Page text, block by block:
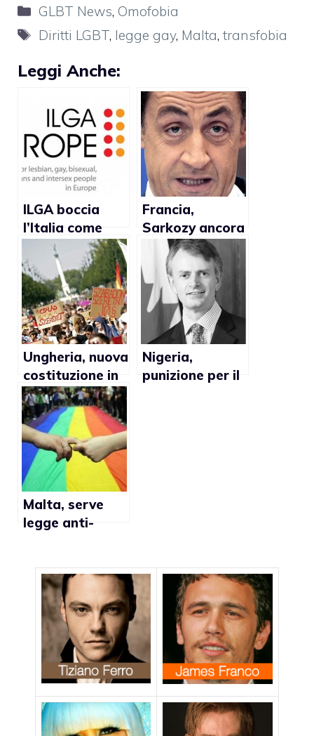
Categorie
GLBT News, Omofobia
Tag
Diritti LGBT, legge gay, Malta,transfobia
Leggi Anche:
ILGA boccia
l’Italia come
paese meno
gay friendly in
Europa dopo
Cipro
Francia,
Sarkozy ancora
contro
matrimonio gay
Ungheria, nuova
costituzione in
vigore: no al
matrimonio gay
Nigeria,
punizione per il
Malta, serve
legge anti-